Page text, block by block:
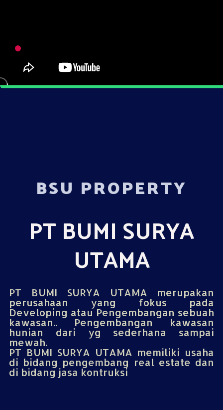
BSU PROPERTY
PT BUMI SURYA
UTAMA
PT BUMI SURYA UTAMA merupakan
perusahaan yang fokus pada
Developing atau Pengembangan sebuah
kawasan.. Pengembangan kawasan
hunian dari yg sederhana sampai
mewah.
PT BUMI SURYA UTAMA memiliki usaha
di bidang pengembang real estate dan
di bidang jasa kontruksi